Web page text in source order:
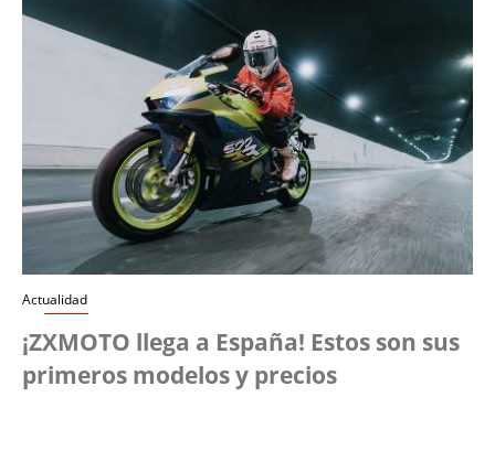
Actualidad
¡ZXMOTO llega a España! Estos son sus
primeros modelos y precios